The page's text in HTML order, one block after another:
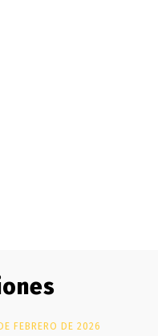
FEBRERO DE 2026